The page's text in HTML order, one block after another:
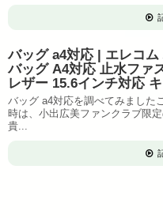
バッグ a4対応 | エレコ
バッグ A4対応 止水ファ
レザー 15.6インチ対応
バッグ a4対応を調べてみました
時は、小出広美ファンクラブ限
貴...